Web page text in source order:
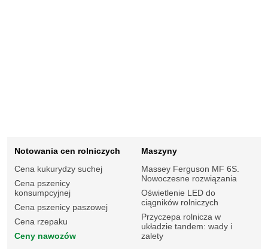
Notowania cen rolniczych
Cena kukurydzy suchej
Cena pszenicy
konsumpcyjnej
Cena pszenicy paszowej
Cena rzepaku
Ceny nawozów
Maszyny
Massey Ferguson MF 6S.
Nowoczesne rozwiązania
Oświetlenie LED do
ciągników rolniczych
Przyczepa rolnicza w
układzie tandem: wady i
zalety